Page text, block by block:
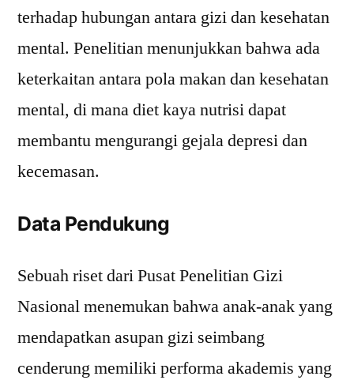
terhadap hubungan antara gizi dan kesehatan
mental. Penelitian menunjukkan bahwa ada
keterkaitan antara pola makan dan kesehatan
mental, di mana diet kaya nutrisi dapat
membantu mengurangi gejala depresi dan
kecemasan.
Data Pendukung
Sebuah riset dari Pusat Penelitian Gizi
Nasional menemukan bahwa anak-anak yang
mendapatkan asupan gizi seimbang
cenderung memiliki performa akademis yang